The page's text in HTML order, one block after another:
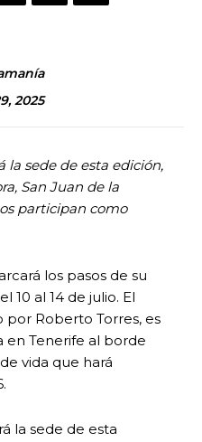
2025
la sede de esta edición,
San Juan de la
participan como
los pasos de su
10 al 14 de julio. El
por Roberto Torres, es
en Tenerife al borde
vida que hará
la sede de esta